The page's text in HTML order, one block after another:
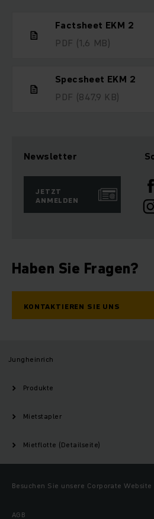
Factsheet EKM 2
PDF (1,6 MB)
Specsheet EKM 2
PDF (847,9 KB)
Newsletter
JETZT
ANMELDEN
Haben Sie Fragen?
KONTAKTIEREN SIE UNS
Jungheinrich
Produkte
Mietstapler
Mietflotte (Detailseite)
Besuchen Sie unsere Corporate Website
AGB